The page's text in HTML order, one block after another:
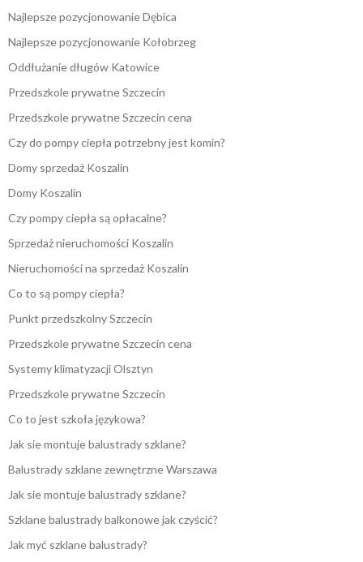
Najlepsze pozycjonowanie Dębica
Najlepsze pozycjonowanie Kołobrzeg
Oddłużanie długów Katowice
Przedszkole prywatne Szczecin
Przedszkole prywatne Szczecin cena
Czy do pompy ciepła potrzebny jest komin?
Domy sprzedaż Koszalin
Domy Koszalin
Czy pompy ciepła są opłacalne?
Sprzedaż nieruchomości Koszalin
Nieruchomości na sprzedaż Koszalin
Co to są pompy ciepła?
Punkt przedszkolny Szczecin
Przedszkole prywatne Szczecin cena
Systemy klimatyzacji Olsztyn
Przedszkole prywatne Szczecin
Co to jest szkoła językowa?
Jak sie montuje balustrady szklane?
Balustrady szklane zewnętrzne Warszawa
Jak sie montuje balustrady szklane?
Szklane balustrady balkonowe jak czyścić?
Jak myć szklane balustrady?